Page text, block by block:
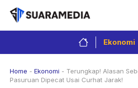
Langsung
isi
Ekonomi
Home - Ekonomi - Terungkap! Alasan
Pasuruan Dipecat Usai Curhat Jarak!